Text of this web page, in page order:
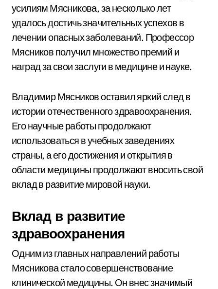
усилиям Мясникова, за несколько лет
удалось достичь значительных успехов в
лечении опасных заболеваний. Профессор
Мясников получил множество премий и
наград за свои заслуги в медицине и науке.
Владимир Мясников оставил яркий след в
истории отечественного здравоохранения.
Его научные работы продолжают
использоваться в учебных заведениях
страны, а его достижения и открытия в
области медицины продолжают вносить свой
вклад в развитие мировой науки.
Вклад в развитие
здравоохранения
Одним из главных направлений работы
Мясникова стало совершенствование
клинической медицины. Он внес значимый